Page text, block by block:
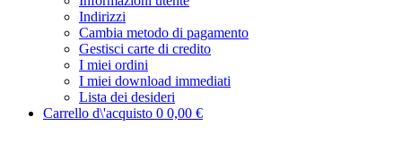
Indirizzi
Cambia metodo di pagamento
Gestisci carte di credito
I miei ordini
I miei download immediati
Lista dei desideri
Carrello d\'acquisto 0 0,00 €